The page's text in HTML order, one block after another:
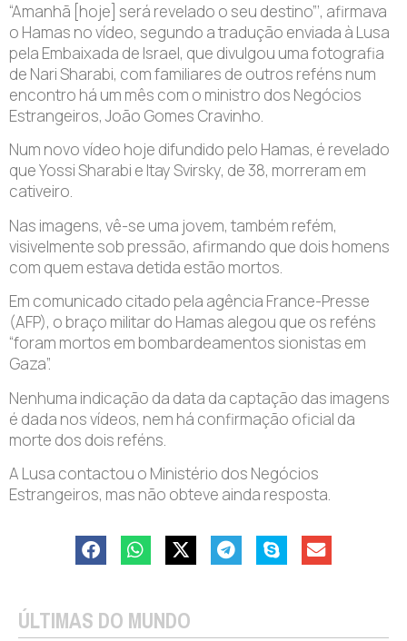
“Amanhã [hoje] será revelado o seu destino”’, afirmava
o Hamas no vídeo, segundo a tradução enviada à Lusa
pela Embaixada de Israel, que divulgou uma fotografia
de Nari Sharabi, com familiares de outros reféns num
encontro há um mês com o ministro dos Negócios
Estrangeiros, João Gomes Cravinho.
Num novo vídeo hoje difundido pelo Hamas, é revelado
que Yossi Sharabi e Itay Svirsky, de 38, morreram em
cativeiro.
Nas imagens, vê-se uma jovem, também refém,
visivelmente sob pressão, afirmando que dois homens
com quem estava detida estão mortos.
Em comunicado citado pela agência France-Presse
(AFP), o braço militar do Hamas alegou que os reféns
“foram mortos em bombardeamentos sionistas em
Gaza”.
Nenhuma indicação da data da captação das imagens
é dada nos vídeos, nem há confirmação oficial da
morte dos dois reféns.
A Lusa contactou o Ministério dos Negócios
Estrangeiros, mas não obteve ainda resposta.
ÚLTIMAS DO MUNDO